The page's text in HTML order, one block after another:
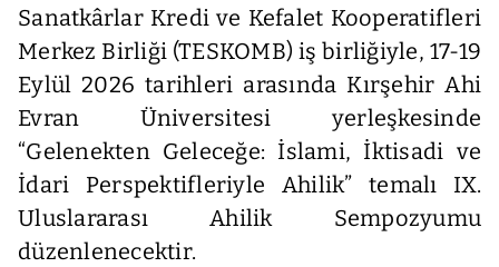
Sanatkârlar Kredi ve Kefalet Kooperatifleri
Merkez Birliği (TESKOMB) iş birliğiyle, 17-19
Eylül 2026 tarihleri arasında Kırşehir Ahi
Evran Üniversitesi yerleşkesinde
“Gelenekten Geleceğe: İslami, İktisadi ve
İdari Perspektifleriyle Ahilik” temalı IX.
Uluslararası Ahilik Sempozyumu
düzenlenecektir.